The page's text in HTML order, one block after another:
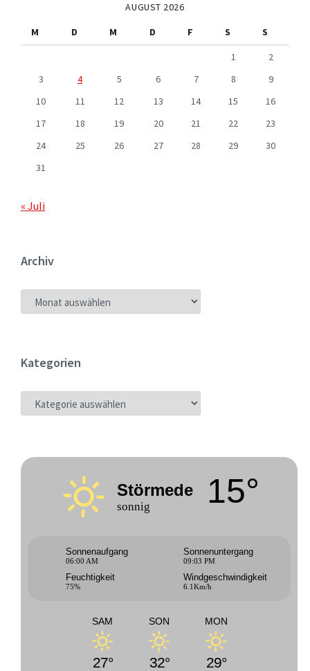
AUGUST 2026
M
D M D F S
S
1
2
3
4 5 6 7 8
9
10
11 12 13 14 15
16
17
18 19 20 21 22
23
24
25 26 27 28 29
30
31
« Juli
Archiv
ARCHIV
Kategorien
KATEGORIEN
Störmede
sonnig 15°
Sonnenaufgang
06:00 AM
Sonnenuntergang
09:03 PM
Feuchtigkeit
75%
Windgeschwindigkeit
6.1Km/h
SAM
27°
SON
32°
MON
29°